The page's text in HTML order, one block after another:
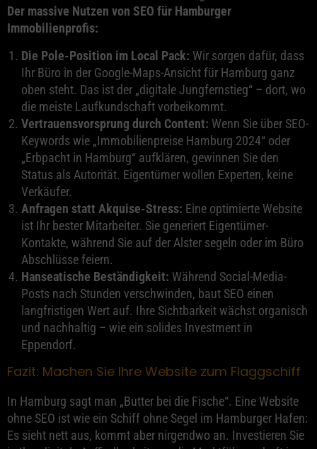
Der massive Nutzen von SEO für Hamburger
Immobilienprofis:
Die Pole-Position im Local Pack: Wir sorgen dafür, dass
Ihr Büro in der Google-Maps-Ansicht für Hamburg ganz
oben steht. Das ist der „digitale Jungfernstieg“ – dort, wo
die meiste Laufkundschaft vorbeikommt.
Vertrauensvorsprung durch Content: Wenn Sie über SEO-
Keywords wie „Immobilienpreise Hamburg 2024“ oder
„Erbpacht in Hamburg“ aufklären, gewinnen Sie den
Status als Autorität. Eigentümer wollen Experten, keine
Verkäufer.
Anfragen statt Akquise-Stress: Eine optimierte Website
ist Ihr bester Mitarbeiter. Sie generiert Eigentümer-
Kontakte, während Sie auf der Alster segeln oder im Büro
Abschlüsse feiern.
Hanseatische Beständigkeit: Während Social-Media-
Posts nach Stunden verschwinden, baut SEO einen
langfristigen Wert auf. Ihre Sichtbarkeit wächst organisch
und nachhaltig – wie ein solides Investment in
Eppendorf.
Fazit: Machen Sie Ihre Website zum Flaggschiff
In Hamburg sagt man „Butter bei die Fische“. Eine Website
ohne SEO ist wie ein Schiff ohne Segel im Hamburger Hafen:
Es sieht nett aus, kommt aber nirgendwo an. Investieren Sie